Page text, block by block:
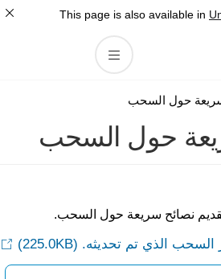
This page is also available in
حول السحب
حول السحب
نصائح سريعة حول السحب.
السحب الذي تم تحديثه.(225.0KB)